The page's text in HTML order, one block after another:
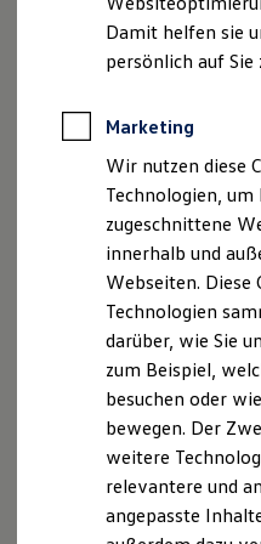
ID. EVERY1
Reichweite
Rekuperation
Laden
Laden
Batterie
Sicherheit
Technologie
Kosten und Kauf
Kaufoptionen
E-Auto-
Software und
Die ID.
ID. Software
Digitale
Damit helfen sie
persönlich auf Sie
Marketing
Wir nutzen diese
Technologien,
zugeschnittene
innerhalb und
Webseiten. Diese
Technologien
darüber, wie Sie
zum Beispiel,
besuchen oder
bewegen. Der
weitere
relevantere und
angepasste